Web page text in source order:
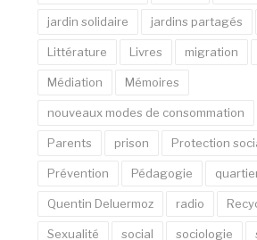
jardin solidaire jardins partagés
Littérature Livres migration
Médiation Mémoires
nouveaux modes de consommation
Parents prison Protection
Prévention Pédagogie
Quentin Deluermoz radio
Sexualité social sociologie